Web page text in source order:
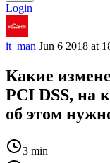
Login
it_man Jun 6 2018 at
Какие
PCI DSS, на
об этом
3 min